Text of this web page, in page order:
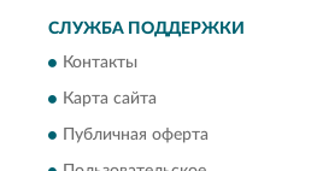
СЛУЖБА ПОДДЕРЖКИ
Контакты
Карта сайта
Публичная оферта